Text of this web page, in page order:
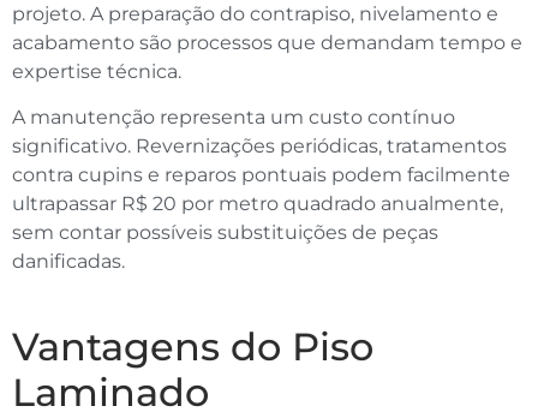
projeto. A preparação do contrapiso, nivelamento e
acabamento são processos que demandam tempo e
expertise técnica.
A manutenção representa um custo contínuo
significativo. Revernizações periódicas, tratamentos
contra cupins e reparos pontuais podem facilmente
ultrapassar R$ 20 por metro quadrado anualmente,
sem contar possíveis substituições de peças
danificadas.
Vantagens do Piso
Laminado